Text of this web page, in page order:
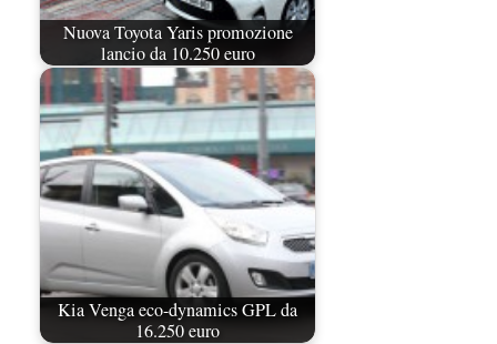
Nuova Toyota Yaris promozione
lancio da 10.250 euro
Kia Venga eco-dynamics GPL da
16.250 euro